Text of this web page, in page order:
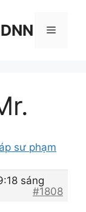
Menu
sư phạm
sáng
#1808